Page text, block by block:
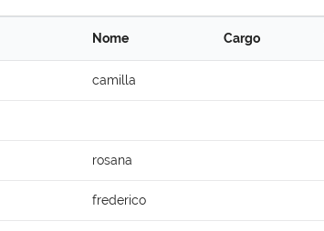
Nome Cargo
camilla
rosana
frederico